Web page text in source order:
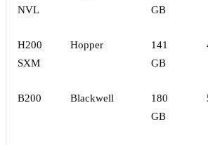
NVL
GB
H200
SXM
Hopper
141
GB
B200 Blackwell
180
GB